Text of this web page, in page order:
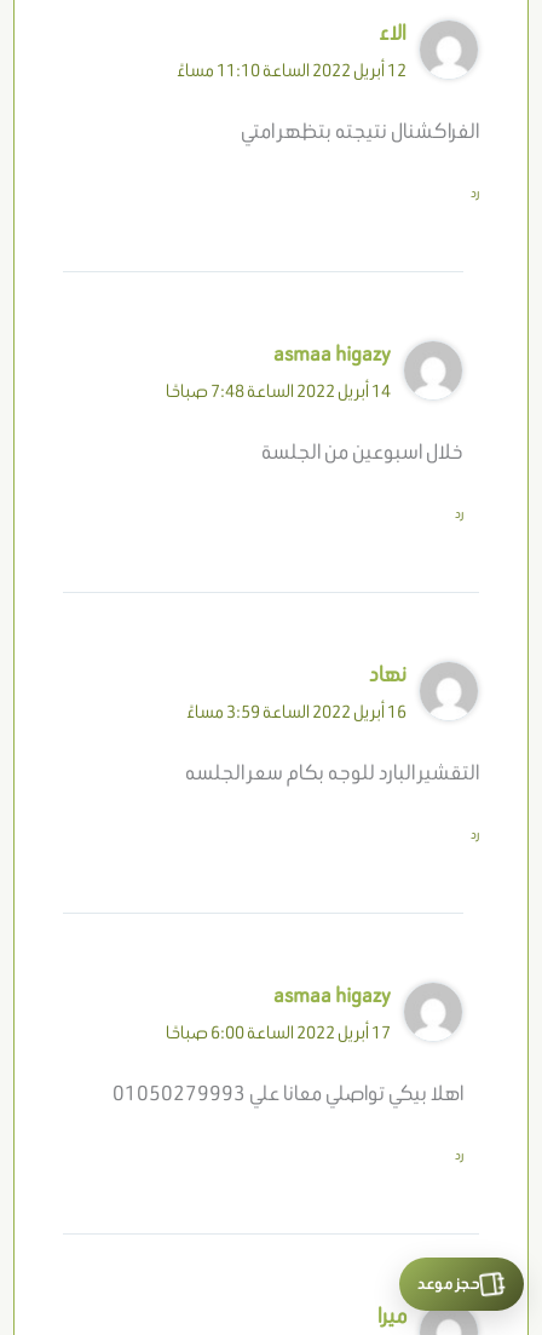
الاء
12 أبريل 2022 الساعة 11:10 مساءً
الفراكشنال نتيجته بتظهر امتي
رد
asmaa higazy
14 أبريل 2022 الساعة 7:48 صباحًا
خلال اسبوعين من الجلسة
رد
نهاد
16 أبريل 2022 الساعة 3:59 مساءً
التقشير البارد للوجه بكام سعر الجلسه
رد
asmaa higazy
17 أبريل 2022 الساعة 6:00 صباحًا
اهلا بيكي تواصلي معانا علي 01050279993
رد
ميرا
حجز موعد